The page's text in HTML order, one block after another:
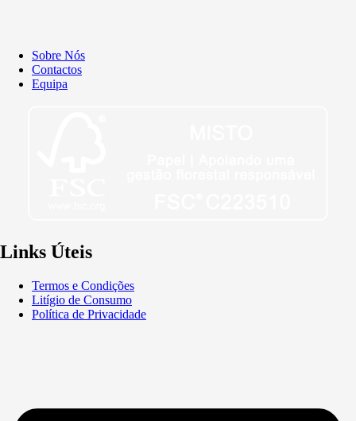
Sobre Nós
Contactos
Equipa
Links Úteis
Termos e Condições
Litígio de Consumo
Política de Privacidade